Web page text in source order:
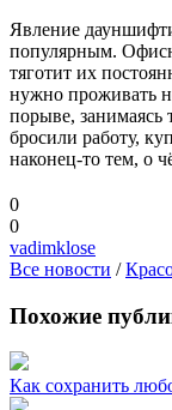
Явление
популярным.
тяготит их
нужно проживать
порыве,
бросили работу,
наконец-то тем, о
0
0
vadimklose
Все новости /
Похожие
Как сохранить